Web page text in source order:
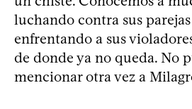
luchando contra sus
enfrentando a sus
de donde ya no queda. No
mencionar otra vez a